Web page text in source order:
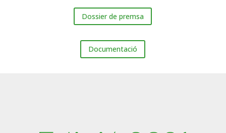
Dossier de premsa
Documentació